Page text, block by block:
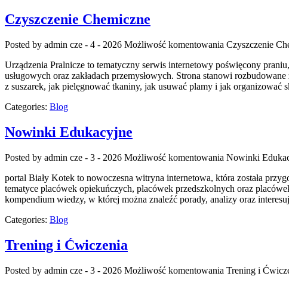
Czyszczenie Chemiczne
Posted by admin cze - 4 - 2026 Możliwość komentowania Czyszczenie
Urządzenia Pralnicze to tematyczny serwis internetowy poświęcony
usługowych oraz zakładach przemysłowych. Strona stanowi
z suszarek, jak pielęgnować tkaniny, jak usuwać plamy i jak
Categories: Blog
Nowinki Edukacyjne
Posted by admin cze - 3 - 2026 Możliwość komentowania Nowinki
portal Biały Kotek to nowoczesna witryna internetowa, która została
tematyce placówek opiekuńczych, placówek przedszkolnych oraz
kompendium wiedzy, w której można znaleźć porady, analizy oraz
Categories: Blog
Trening i Ćwiczenia
Posted by admin cze - 3 - 2026 Możliwość komentowania Trening i